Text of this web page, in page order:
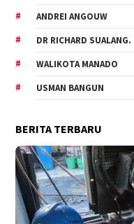
ANDREI ANGOUW
DR RICHARD SUALANG.
WALIKOTA MANADO
USMAN BANGUN
BERITA TERBARU